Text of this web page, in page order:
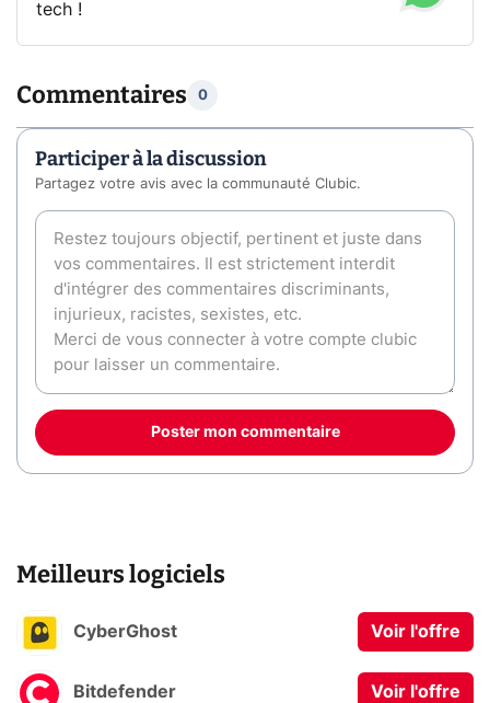
tech !
Commentaires 0
Participer à la discussion
Partagez votre avis avec la communauté Clubic.
Poster mon commentaire
Meilleurs logiciels
CyberGhost Voir l'offre
Bitdefender Voir l'offre